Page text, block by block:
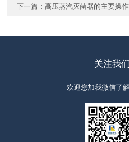
下一篇：高压蒸汽灭菌器的主要操
关注我们
欢迎您加我微信了